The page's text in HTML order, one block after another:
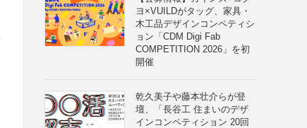
ヨ×VUILDがタッグ、家具・
木工品デザインコンペティシ
ョン「CDM Digi Fab
COMPETITION 2026」を初
開催
乾久美子や藤本壮介らが登
壇、「長谷工 住まいのデザ
インコンペティション 20回